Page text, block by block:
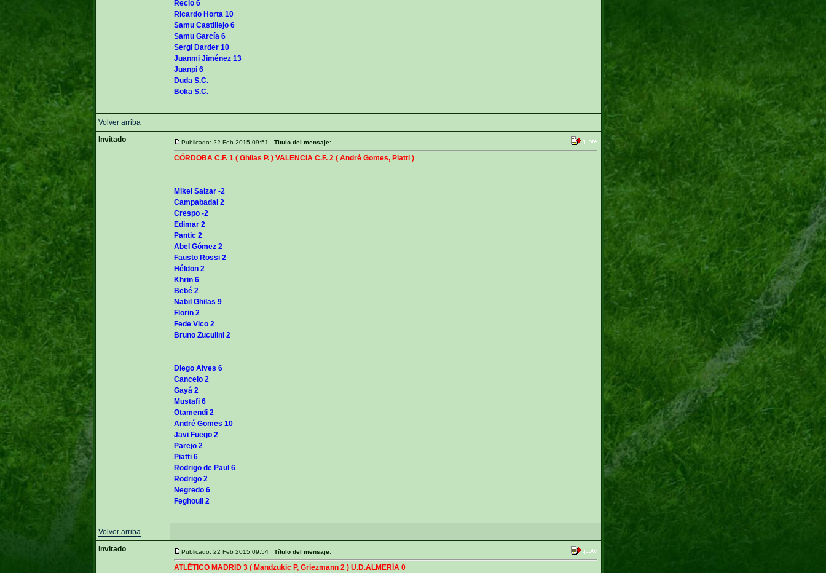
Recio 6
Ricardo Horta 10
Samu Castillejo 6
Samu García 6
Sergi Darder 10
Juanmi Jiménez 13
Juanpi 6
Duda S.C.
Boka S.C.
Volver arriba
Invitado
Publicado: 22 Feb 2015 09:51 Título del mensaje:
CÓRDOBA C.F. 1 ( Ghilas P. ) VALENCIA C.F. 2 ( André Gomes, Piatti )
Mikel Saizar -2
Campabadal 2
Crespo -2
Edimar 2
Pantic 2
Abel Gómez 2
Fausto Rossi 2
Héldon 2
Khrin 6
Bebé 2
Nabil Ghilas 9
Florin 2
Fede Vico 2
Bruno Zuculini 2
Diego Alves 6
Cancelo 2
Gayá 2
Mustafi 6
Otamendi 2
André Gomes 10
Javi Fuego 2
Parejo 2
Piatti 6
Rodrigo de Paul 6
Rodrigo 2
Negredo 6
Feghouli 2
Volver arriba
Invitado
Publicado: 22 Feb 2015 09:54 Título del mensaje:
ATLÉTICO MADRID 3 ( Mandzukic P, Griezmann 2 ) U.D.ALMERÍA 0